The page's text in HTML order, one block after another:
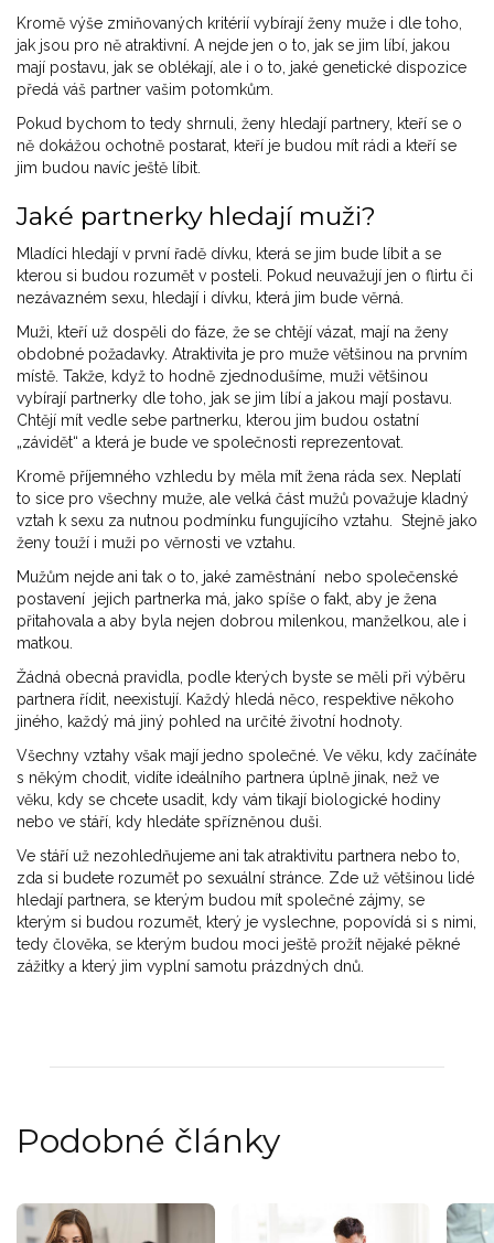
Kromě výše zmiňovaných kritérií vybírají ženy muže i dle toho,
jak jsou pro ně atraktivní. A nejde jen o to, jak se jim líbí, jakou
mají postavu, jak se oblékají, ale i o to, jaké genetické dispozice
předá váš partner vašim potomkům.
Pokud bychom to tedy shrnuli, ženy hledají partnery, kteří se o
ně dokážou ochotně postarat, kteří je budou mít rádi a kteří se
jim budou navíc ještě líbit.
Jaké partnerky hledají muži?
Mladíci hledají v první řadě dívku, která se jim bude líbit a se
kterou si budou rozumět v posteli. Pokud neuvažují jen o flirtu či
nezávazném sexu, hledají i dívku, která jim bude věrná.
Muži, kteří už dospěli do fáze, že se chtějí vázat, mají na ženy
obdobné požadavky. Atraktivita je pro muže většinou na prvním
místě. Takže, když to hodně zjednodušíme, muži většinou
vybírají partnerky dle toho, jak se jim líbí a jakou mají postavu.
Chtějí mít vedle sebe partnerku, kterou jim budou ostatní
„závidět“ a která je bude ve společnosti reprezentovat.
Kromě příjemného vzhledu by měla mít žena ráda sex. Neplatí
to sice pro všechny muže, ale velká část mužů považuje kladný
vztah k sexu za nutnou podmínku fungujícího vztahu. Stejně jako
ženy touží i muži po věrnosti ve vztahu.
Mužům nejde ani tak o to, jaké zaměstnání nebo společenské
postavení jejich partnerka má, jako spíše o fakt, aby je žena
přitahovala a aby byla nejen dobrou milenkou, manželkou, ale i
matkou.
Žádná obecná pravidla, podle kterých byste se měli při výběru
partnera řídit, neexistují. Každý hledá něco, respektive někoho
jiného, každý má jiný pohled na určité životní hodnoty.
Všechny vztahy však mají jedno společné. Ve věku, kdy začínáte
s někým chodit, vidíte ideálního partnera úplně jinak, než ve
věku, kdy se chcete usadit, kdy vám tikají biologické hodiny
nebo ve stáří, kdy hledáte spřízněnou duši.
Ve stáří už nezohledňujeme ani tak atraktivitu partnera nebo to,
zda si budete rozumět po sexuální stránce. Zde už většinou lidé
hledají partnera, se kterým budou mít společné zájmy, se
kterým si budou rozumět, který je vyslechne, popovídá si s nimi,
tedy člověka, se kterým budou moci ještě prožít nějaké pěkné
zážitky a který jim vyplní samotu prázdných dnů.
Podobné články